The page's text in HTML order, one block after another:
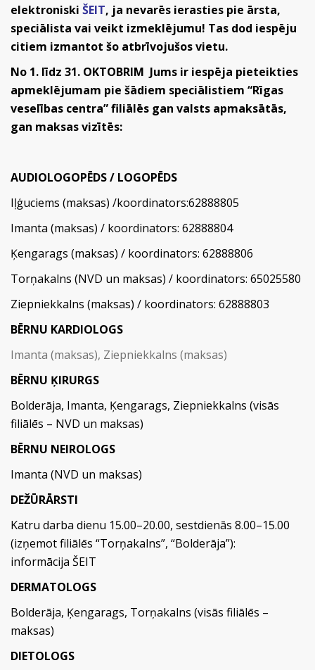
elektroniski ŠEIT, ja nevarēs ierasties pie ārsta,
speciālista vai veikt izmeklējumu! Tas dod iespēju
citiem izmantot šo atbrīvojušos vietu.
No 1. līdz 31. OKTOBRIM Jums ir iespēja pieteikties
apmeklējumam pie šādiem speciālistiem “Rīgas
veselības centra” filiālēs gan valsts apmaksātās,
gan maksas vizītēs:
AUDIOLOGOPĒDS / LOGOPĒDS
Iļģuciems (maksas) /koordinators:62888805
Imanta (maksas) / koordinators: 62888804
Ķengarags (maksas) / koordinators: 62888806
Torņakalns (NVD un maksas) / koordinators: 65025580
Ziepniekkalns (maksas) / koordinators: 62888803
BĒRNU KARDIOLOGS
Imanta (maksas), Ziepniekkalns (maksas)
BĒRNU ĶIRURGS
Bolderāja, Imanta, Ķengarags, Ziepniekkalns (visās
filiālēs – NVD un maksas)
BĒRNU NEIROLOGS
Imanta (NVD un maksas)
DEŽŪRĀRSTI
Katru darba dienu 15.00–20.00, sestdienās 8.00–15.00
(izņemot filiālēs “Torņakalns”, “Bolderāja”):
informācija ŠEIT
DERMATOLOGS
Bolderāja, Ķengarags, Torņakalns (visās filiālēs –
maksas)
DIETOLOGS